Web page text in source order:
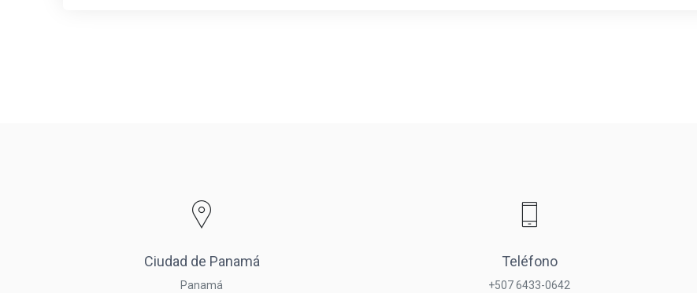
Ciudad de Panamá
Panamá
Teléfono
+507 6433-0642